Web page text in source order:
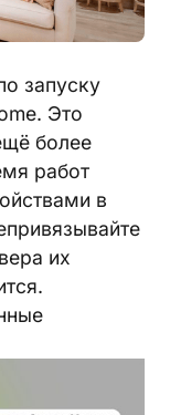
запуску
Это
более
работ
в
их